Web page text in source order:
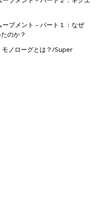
ーブメント – パート１：なぜ
のか？
モノローグとは？/Super